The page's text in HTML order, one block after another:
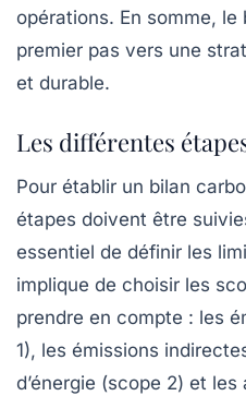
opérations. En somme,
premier pas vers une
et durable.
Les différentes
Pour établir un bilan
étapes doivent être
essentiel de définir les
implique de choisir les
prendre en compte : les
1), les émissions
d’énergie (scope 2) et